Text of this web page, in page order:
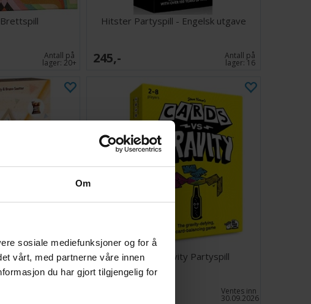
Om
sosiale mediefunksjoner og for å
vårt, med partnerne våre innen
du har gjort tilgjengelig for
Antall på
lager:20+
Hitster Partyspill - Engelsk utgave
245,- Antall på
lager: 16
utgave) Cards VS Gravity Partyspill
Ventes inn
30.09.2026